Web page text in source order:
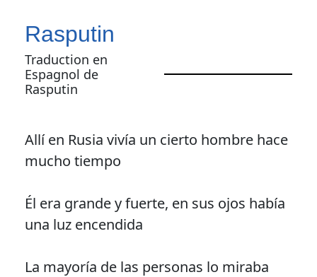
Rasputin
Traduction en
Espagnol de
Rasputin
Allí en Rusia vivía un cierto hombre hace
mucho tiempo
Él era grande y fuerte, en sus ojos había
una luz encendida
La mayoría de las personas lo miraba